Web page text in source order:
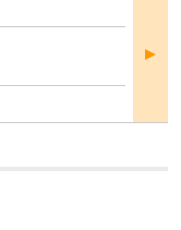
部屋
詳細